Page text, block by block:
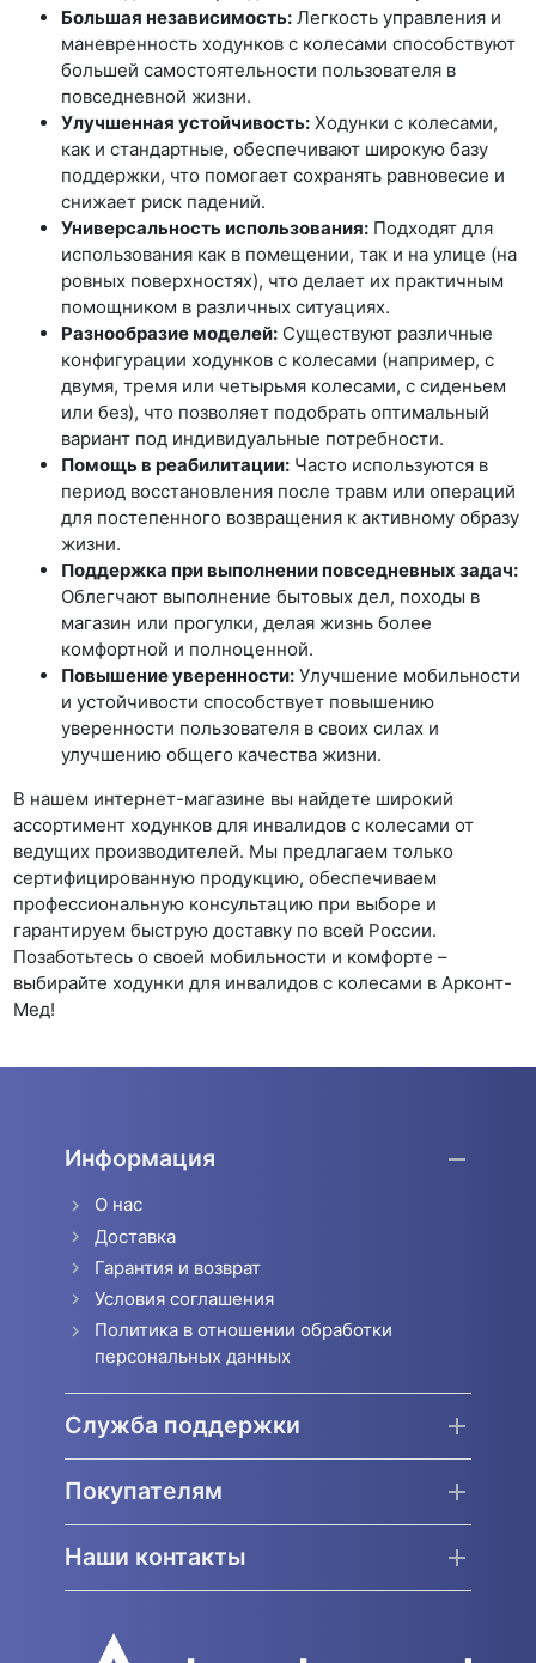
Большая независимость: Легкость управления и
маневренность ходунков с колесами способствуют
большей самостоятельности пользователя в
повседневной жизни.
Улучшенная устойчивость: Ходунки с колесами,
как и стандартные, обеспечивают широкую базу
поддержки, что помогает сохранять равновесие и
снижает риск падений.
Универсальность использования: Подходят для
использования как в помещении, так и на улице (на
ровных поверхностях), что делает их практичным
помощником в различных ситуациях.
Разнообразие моделей: Существуют различные
конфигурации ходунков с колесами (например, с
двумя, тремя или четырьмя колесами, с сиденьем
или без), что позволяет подобрать оптимальный
вариант под индивидуальные потребности.
Помощь в реабилитации: Часто используются в
период восстановления после травм или операций
для постепенного возвращения к активному образу
жизни.
Поддержка при выполнении повседневных задач:
Облегчают выполнение бытовых дел, походы в
магазин или прогулки, делая жизнь более
комфортной и полноценной.
Повышение уверенности: Улучшение мобильности
и устойчивости способствует повышению
уверенности пользователя в своих силах и
улучшению общего качества жизни.
В нашем интернет-магазине вы найдете широкий
ассортимент ходунков для инвалидов с колесами от
ведущих производителей. Мы предлагаем только
сертифицированную продукцию, обеспечиваем
профессиональную консультацию при выборе и
гарантируем быструю доставку по всей России.
Позаботьтесь о своей мобильности и комфорте –
выбирайте ходунки для инвалидов с колесами в Арконт-
Мед!
Информация
О нас
Доставка
Гарантия и возврат
Условия соглашения
Политика в отношении обработки
персональных данных
Служба поддержки
Покупателям
Наши контакты